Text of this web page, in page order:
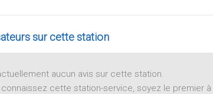
sur cette station
aucun avis sur cette station.
connaissez cette station-service, soyez le premier